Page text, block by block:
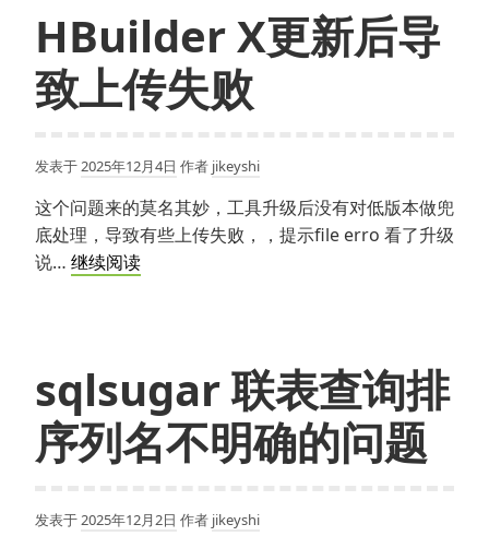
件
UseStaticFiles
中
间
置
跨
域
HBuilder X更新后导
致上传失败
发表于2025年12月4日 作者 jikeyshi
这个问题来的莫名其妙，工具升级后没有对低版本做兜
底处理，导致有些上传失败，，提示file erro 看了升级
说… 继续阅读HBuilder
导
致
上
败
sqlsugar 联表查询排
序列名不明确的问题
发表于2025年12月2日 作者 jikeyshi